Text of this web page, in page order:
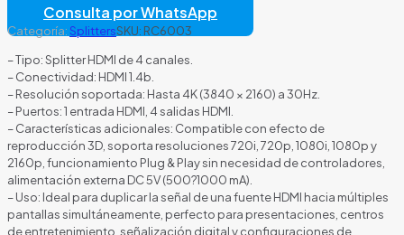
PUERTOS
4K
30HZ
FAA38214001C
NEGRO
cantidad
Consulta por WhatsApp
Categoría:SplittersSKU: RC6003
– Tipo: Splitter HDMI de 4 canales.
– Conectividad: HDMI 1.4b.
– Resolución soportada: Hasta 4K (3840 × 2160) a 30Hz.
– Puertos: 1 entrada HDMI, 4 salidas HDMI.
– Características adicionales: Compatible con efecto de
reproducción 3D, soporta resoluciones 720i, 720p, 1080i, 1080p y
2160p, funcionamiento Plug & Play sin necesidad de controladores,
alimentación externa DC 5V (500?1000 mA).
– Uso: Ideal para duplicar la señal de una fuente HDMI hacia múltiples
pantallas simultáneamente, perfecto para presentaciones, centros
de entretenimiento, señalización digital y configuraciones de